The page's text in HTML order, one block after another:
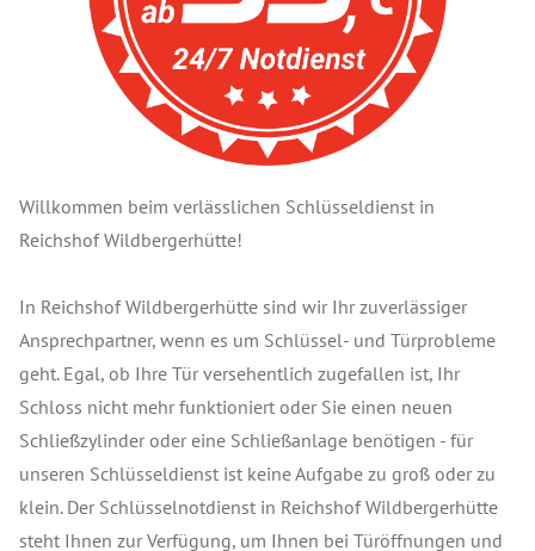
Willkommen beim verlässlichen Schlüsseldienst in
Reichshof Wildbergerhütte!
In Reichshof Wildbergerhütte sind wir Ihr zuverlässiger
Ansprechpartner, wenn es um Schlüssel- und Türprobleme
geht. Egal, ob Ihre Tür versehentlich zugefallen ist, Ihr
Schloss nicht mehr funktioniert oder Sie einen neuen
Schließzylinder oder eine Schließanlage benötigen - für
unseren Schlüsseldienst ist keine Aufgabe zu groß oder zu
klein. Der Schlüsselnotdienst in Reichshof Wildbergerhütte
steht Ihnen zur Verfügung, um Ihnen bei Türöffnungen und